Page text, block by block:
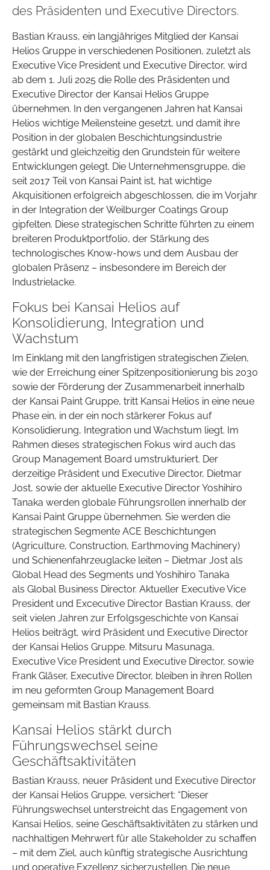
des Präsidenten und Executive Directors.
Bastian Krauss, ein langjähriges Mitglied der Kansai
Helios Gruppe in verschiedenen Positionen, zuletzt als
Executive Vice President und Executive Director, wird
ab dem 1. Juli 2025 die Rolle des Präsidenten und
Executive Director der Kansai Helios Gruppe
übernehmen. In den vergangenen Jahren hat Kansai
Helios wichtige Meilensteine gesetzt, und damit ihre
Position in der globalen Beschichtungsindustrie
gestärkt und gleichzeitig den Grundstein für weitere
Entwicklungen gelegt. Die Unternehmensgruppe, die
seit 2017 Teil von Kansai Paint ist, hat wichtige
Akquisitionen erfolgreich abgeschlossen, die im Vorjahr
in der Integration der Weilburger Coatings Group
gipfelten. Diese strategischen Schritte führten zu einem
breiteren Produktportfolio, der Stärkung des
technologisches Know-hows und dem Ausbau der
globalen Präsenz – insbesondere im Bereich der
Industrielacke.
Fokus bei Kansai Helios auf
Konsolidierung, Integration und
Wachstum
Im Einklang mit den langfristigen strategischen Zielen,
wie der Erreichung einer Spitzenpositionierung bis 2030
sowie der Förderung der Zusammenarbeit innerhalb
der Kansai Paint Gruppe, tritt Kansai Helios in eine neue
Phase ein, in der ein noch stärkerer Fokus auf
Konsolidierung, Integration und Wachstum liegt. Im
Rahmen dieses strategischen Fokus wird auch das
Group Management Board umstrukturiert. Der
derzeitige Präsident und Executive Director, Dietmar
Jost, sowie der aktuelle Executive Director Yoshihiro
Tanaka werden globale Führungsrollen innerhalb der
Kansai Paint Gruppe übernehmen. Sie werden die
strategischen Segmente ACE Beschichtungen
(Agriculture, Construction, Earthmoving Machinery)
und Schienenfahrzeuglacke leiten – Dietmar Jost als
Global Head des Segments und Yoshihiro Tanaka
als Global Business Director. Aktueller Executive Vice
President und Excecutive Director Bastian Krauss, der
seit vielen Jahren zur Erfolgsgeschichte von Kansai
Helios beiträgt, wird Präsident und Executive Director
der Kansai Helios Gruppe. Mitsuru Masunaga,
Executive Vice President und Executive Director, sowie
Frank Gläser, Executive Director, bleiben in ihren Rollen
im neu geformten Group Management Board
gemeinsam mit Bastian Krauss.
Kansai Helios stärkt durch
Führungswechsel seine
Geschäftsaktivitäten
Bastian Krauss, neuer Präsident und Executive Director
der Kansai Helios Gruppe, versichert: “Dieser
Führungswechsel unterstreicht das Engagement von
Kansai Helios, seine Geschäftsaktivitäten zu stärken und
nachhaltigen Mehrwert für alle Stakeholder zu schaffen
– mit dem Ziel, auch künftig strategische Ausrichtung
und operative Exzellenz sicherzustellen. Die neue